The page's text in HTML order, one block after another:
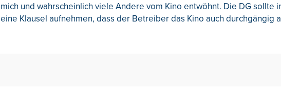
mich und wahrscheinlich viele Andere vom Kino entwöhnt. Die DG sollte
eine Klausel aufnehmen, dass der Betreiber das Kino auch durchgängig